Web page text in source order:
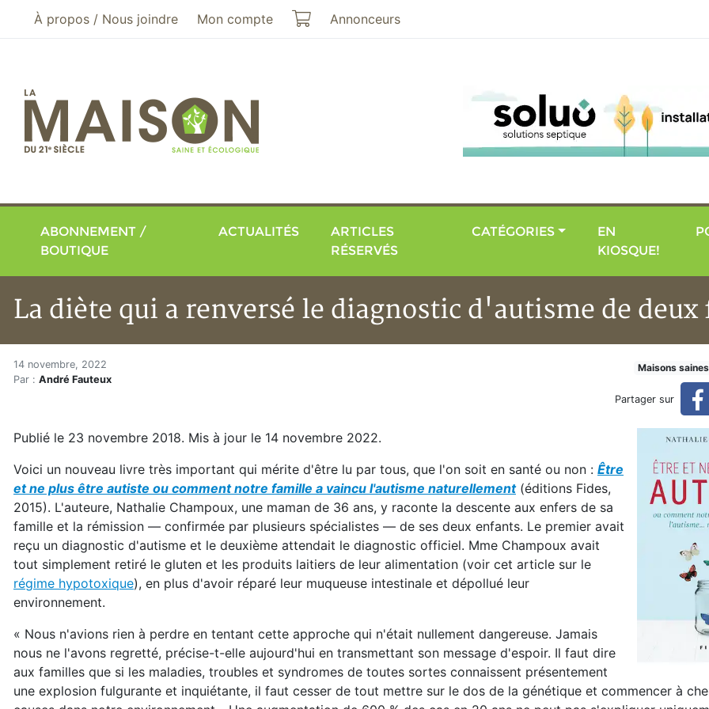
Aller au menu principal
Aller au contenu principal
À propos / Nous joindre Mon compte Mon panier
Annonceurs
ABONNEMENT /
BOUTIQUE
ACTUALITÉS
ARTICLES
RÉSERVÉS
CATÉGORIES
EN
KIOSQUE!
La diète qui a renversé le diagnostic d'autisme de deux
Accueil
Articles
La diète qui a renversé le diagnostic d'autisme de deux frères
La diète qui a renversé le diagnostic d'autisme de deux
14 novembre, 2022
Par : André Fauteux
Maisons saines
Partager sur
Publié le 23 novembre 2018. Mis à jour le 14 novembre 2022.
Voici un nouveau livre très important qui mérite d'être lu par tous, que l'on soit en santé ou non : Être
et ne plus être autiste ou comment notre famille a vaincu l'autisme naturellement(éditions Fides,
2015). L'auteure, Nathalie Champoux, une maman de 36 ans, y raconte la descente aux enfers de sa
famille et la rémission — confirmée par plusieurs spécialistes — de ses deux enfants. Le premier avait
reçu un diagnostic d'autisme et le deuxième attendait le diagnostic officiel. Mme Champoux avait
tout simplement retiré le gluten et les produits laitiers de leur alimentation (voir cet article sur le
régime hypotoxique), en plus d'avoir réparé leur muqueuse intestinale et dépollué leur
environnement.
« Nous n'avions rien à perdre en tentant cette approche qui n'était nullement dangereuse. Jamais
nous ne l'avons regretté, précise-t-elle aujourd'hui en transmettant son message d'espoir. Il faut dire
aux familles que si les maladies, troubles et syndromes de toutes sortes connaissent présentement
une explosion fulgurante et inquiétante, il faut cesser de tout mettre sur le dos de la génétique et commencer à